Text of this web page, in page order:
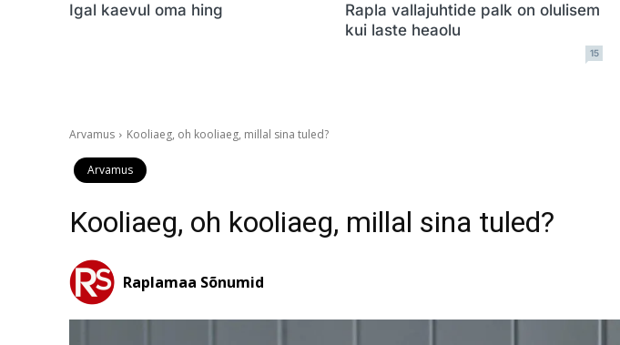
Igal kaevul oma hing
Rapla vallajuhtide palk on olulisem
kui laste heaolu
15